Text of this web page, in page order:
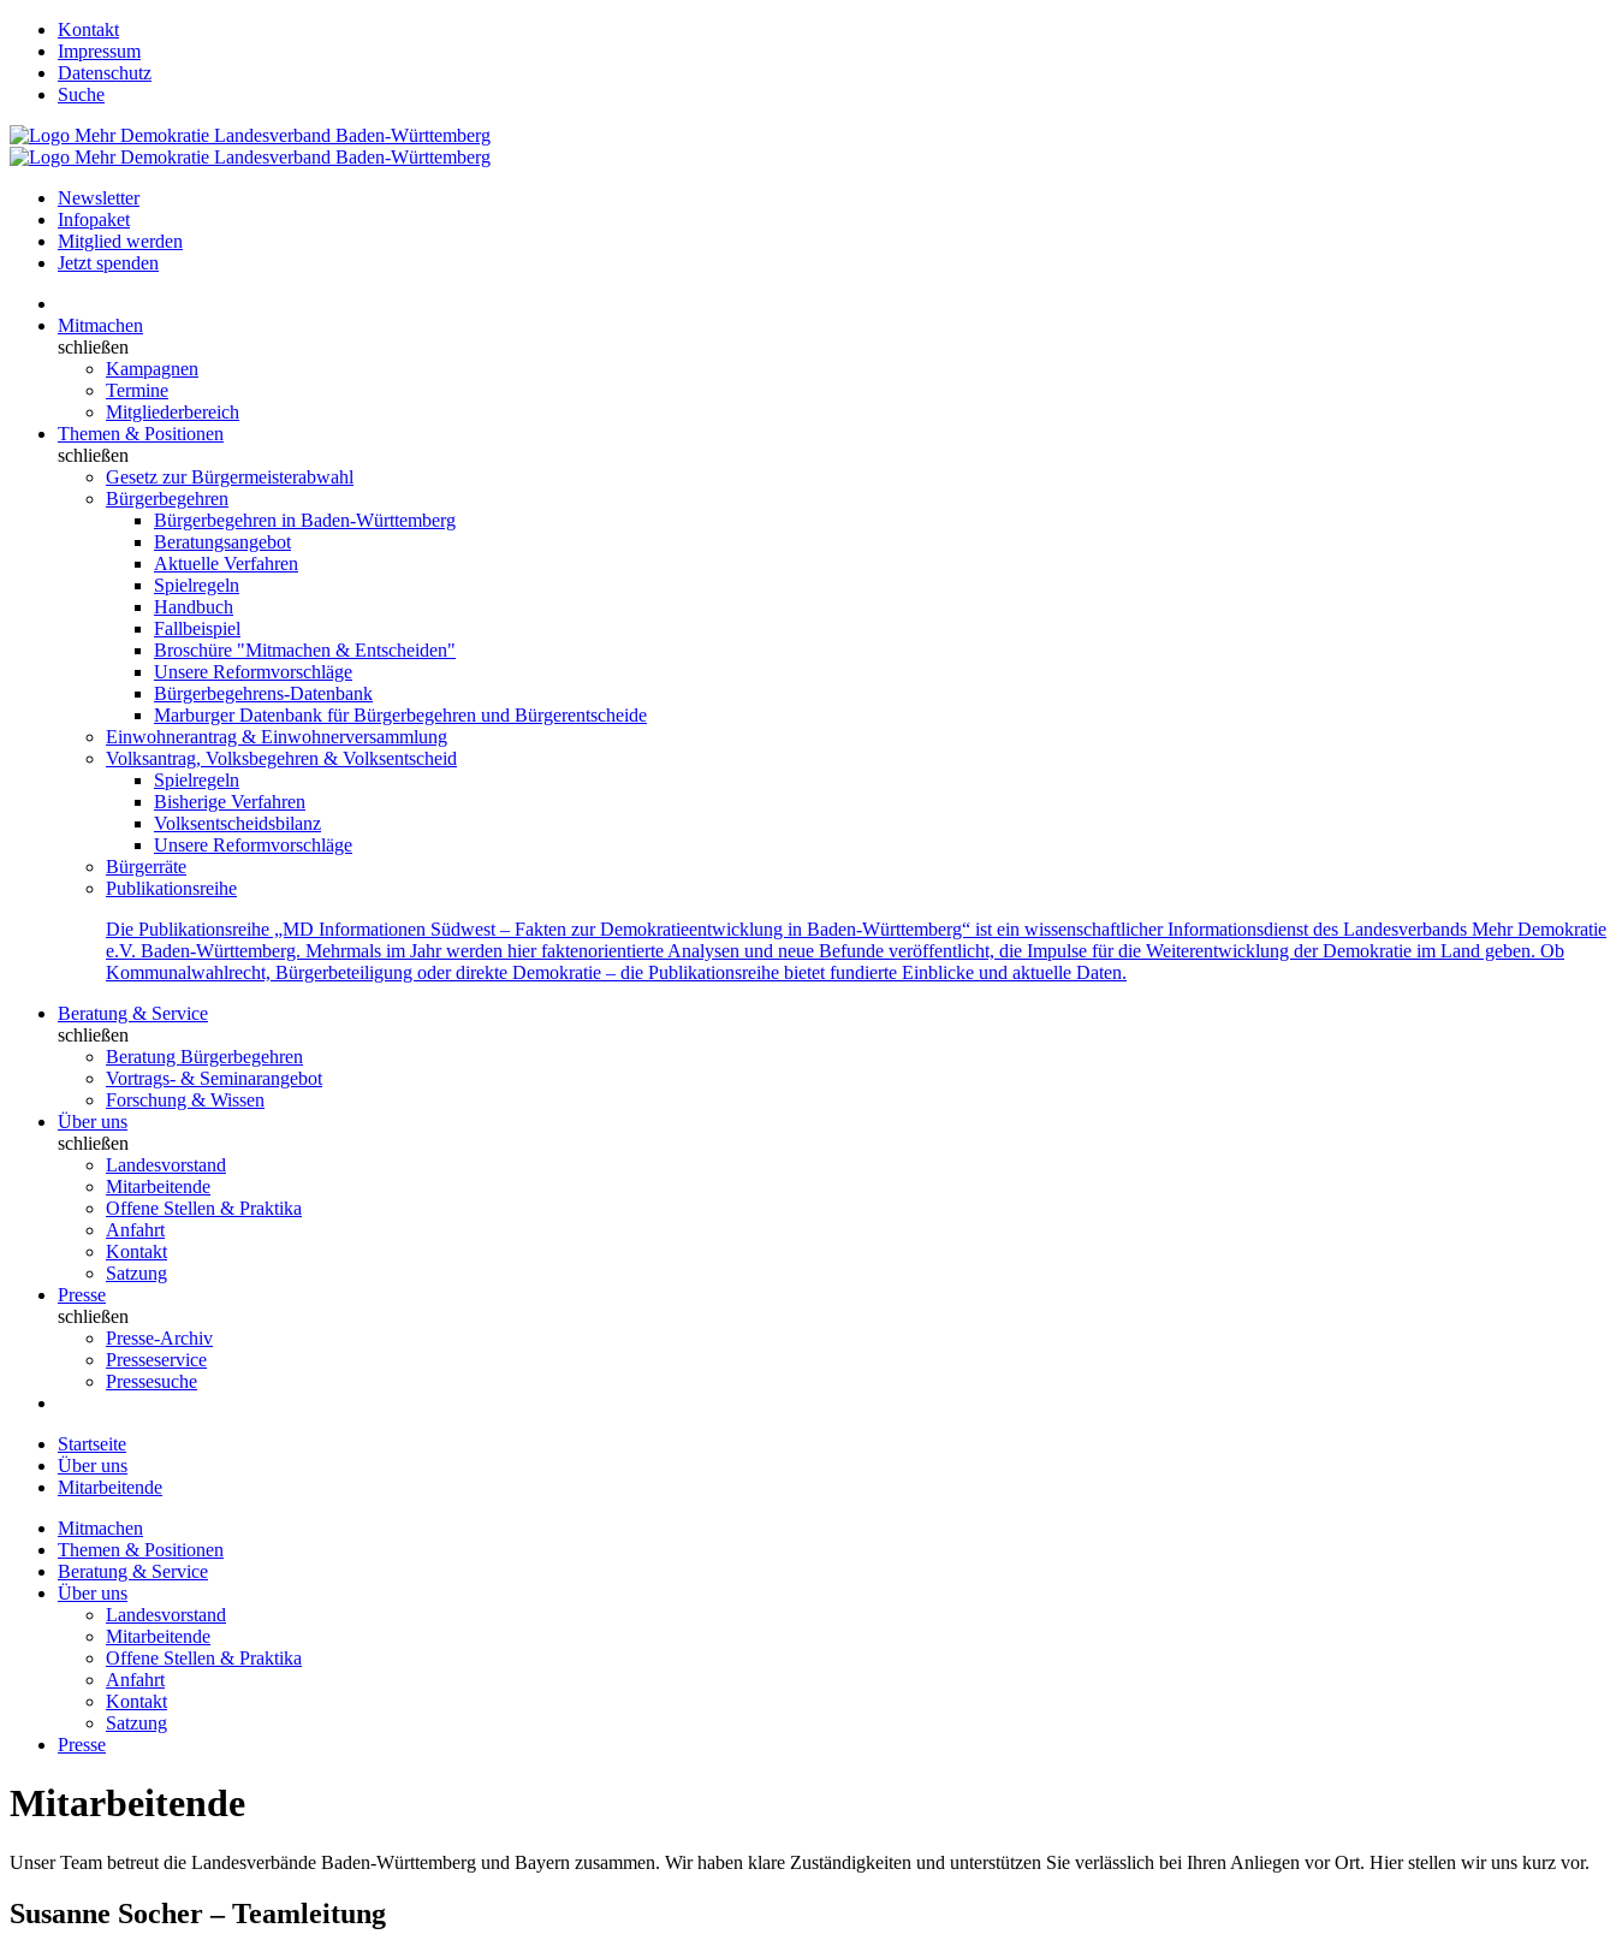
Kontakt
Impressum
Datenschutz
Suche
Newsletter
Infopaket
Mitglied werden
Jetzt spenden
Mitmachen
schließen
Kampagnen
Termine
Mitgliederbereich
Themen & Positionen
schließen
Gesetz zur Bürgermeisterabwahl
Bürgerbegehren
Bürgerbegehren in Baden-Württemberg
Beratungsangebot
Aktuelle Verfahren
Spielregeln
Handbuch
Fallbeispiel
Broschüre "Mitmachen & Entscheiden"
Unsere Reformvorschläge
Bürgerbegehrens-Datenbank
Marburger Datenbank für Bürgerbegehren und Bürgerentscheide
Einwohnerantrag & Einwohnerversammlung
Volksantrag, Volksbegehren & Volksentscheid
Spielregeln
Bisherige Verfahren
Volksentscheidsbilanz
Unsere Reformvorschläge
Bürgerräte
Publikationsreihe
Die Publikationsreihe „MD Informationen Südwest – Fakten zur Demokratieentwicklung in Baden-Württemberg“ ist ein wissenschaftlicher Informationsdienst des Landesverbands Mehr Demokratie
e.V. Baden-Württemberg. Mehrmals im Jahr werden hier faktenorientierte Analysen und neue Befunde veröffentlicht, die Impulse für die Weiterentwicklung der Demokratie im Land geben. Ob
Kommunalwahlrecht, Bürgerbeteiligung oder direkte Demokratie – die Publikationsreihe bietet fundierte Einblicke und aktuelle Daten.
Beratung & Service
schließen
Beratung Bürgerbegehren
Vortrags- & Seminarangebot
Forschung & Wissen
Über uns
schließen
Landesvorstand
Mitarbeitende
Offene Stellen & Praktika
Anfahrt
Kontakt
Satzung
Presse
schließen
Presse-Archiv
Presseservice
Pressesuche
Startseite
Über uns
Mitarbeitende
Mitmachen
Themen & Positionen
Beratung & Service
Über uns
Landesvorstand
Mitarbeitende
Offene Stellen & Praktika
Anfahrt
Kontakt
Satzung
Presse
Mitarbeitende
Unser Team betreut die Landesverbände Baden-Württemberg und Bayern zusammen. Wir haben klare Zuständigkeiten und unterstützen Sie verlässlich bei Ihren Anliegen vor Ort. Hier stellen wir uns kurz vor.
Susanne Socher – Teamleitung